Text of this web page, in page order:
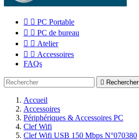
  PC Portable
  PC de bureau
  Atelier
  Accessoires
FAQs
 Rechercher
Accueil
Accessoires
Périphériques & Accessoires PC
Clef Wifi
Clef Wifi USB 150 Mbps N°070380